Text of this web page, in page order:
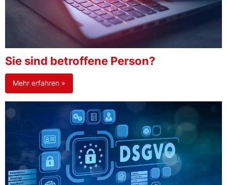
Sie sind betroffene Person?
Mehr erfahren »